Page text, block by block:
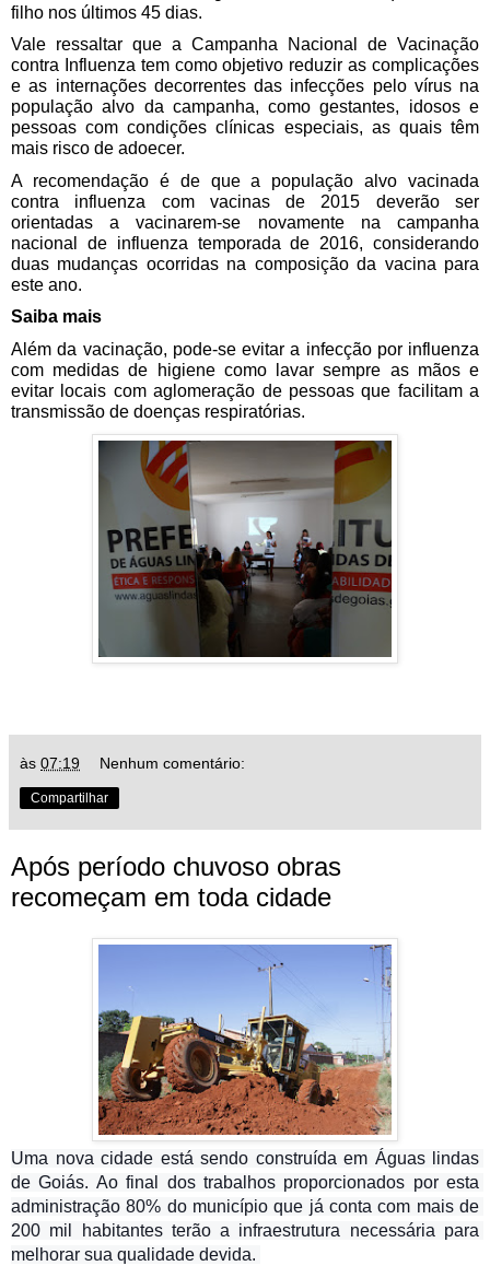
filho nos últimos 45 dias.
Vale ressaltar que a Campanha Nacional de Vacinação
contra Influenza tem como objetivo reduzir as complicações
e as internações decorrentes das infecções pelo vírus na
população alvo da campanha, como gestantes, idosos e
pessoas com condições clínicas especiais, as quais têm
mais risco de adoecer.
A recomendação é de que a população alvo vacinada
contra influenza com vacinas de 2015 deverão ser
orientadas a vacinarem-se novamente na campanha
nacional de influenza temporada de 2016, considerando
duas mudanças ocorridas na composição da vacina para
este ano.
Saiba mais
Além da vacinação, pode-se evitar a infecção por influenza
com medidas de higiene como lavar sempre as mãos e
evitar locais com aglomeração de pessoas que facilitam a
transmissão de doenças respiratórias.
às 07:19 Nenhum comentário:
Compartilhar
Após período chuvoso obras
recomeçam em toda cidade
Uma nova cidade está sendo construída em Águas lindas
de Goiás. Ao final dos trabalhos proporcionados por esta
administração 80% do município que já conta com mais de
200 mil habitantes terão a infraestrutura necessária para
melhorar sua qualidade devida.